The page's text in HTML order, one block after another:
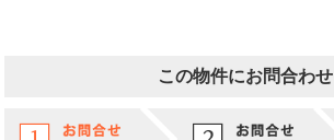
この物件にお問合わせ